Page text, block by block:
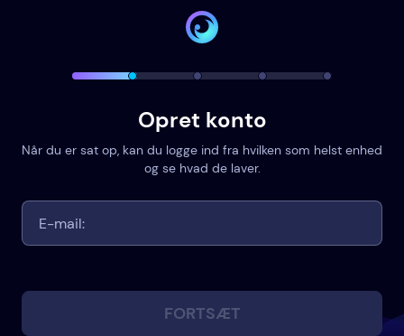
Opret konto
Når du er sat op, kan du logge ind fra hvilken som helst enhed
og se hvad de laver.
FORTSÆT